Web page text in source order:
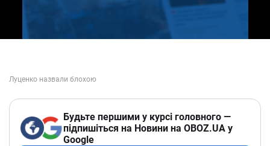
Будьте першими у курсі головного —
підпишіться на Новини на OBOZ.UA у
Google